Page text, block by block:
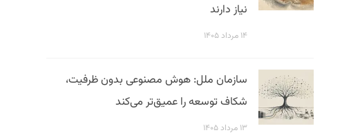
نیاز دارند
۱۴ مرداد ۱۴۰۵
سازمان ملل: هوش مصنوعی بدون ظرفیت،
شکاف توسعه را عمیق‌تر می‌کند
۱۳ مرداد ۱۴۰۵